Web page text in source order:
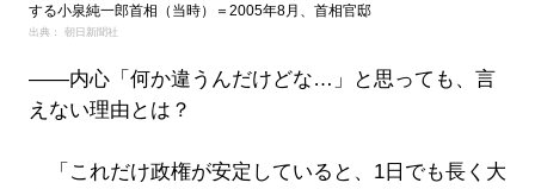
する小泉純一郎首相（当時）＝2005年8月、首相官邸
出典： 朝日新聞社
――内心「何か違うんだけどな…」と思っても、言
えない理由とは？
「これだけ政権が安定していると、1日でも長く大